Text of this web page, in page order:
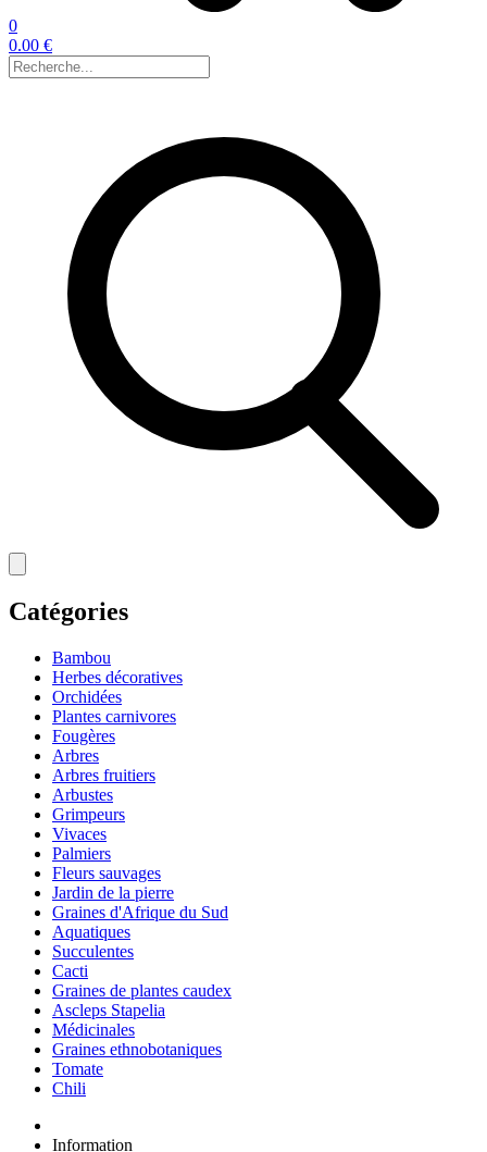
0
0.00 €
Catégories
Bambou
Herbes décoratives
Orchidées
Plantes carnivores
Fougères
Arbres
Arbres fruitiers
Arbustes
Grimpeurs
Vivaces
Palmiers
Fleurs sauvages
Jardin de la pierre
Graines d'Afrique du Sud
Aquatiques
Succulentes
Cacti
Graines de plantes caudex
Ascleps Stapelia
Médicinales
Graines ethnobotaniques
Tomate
Chili
Information